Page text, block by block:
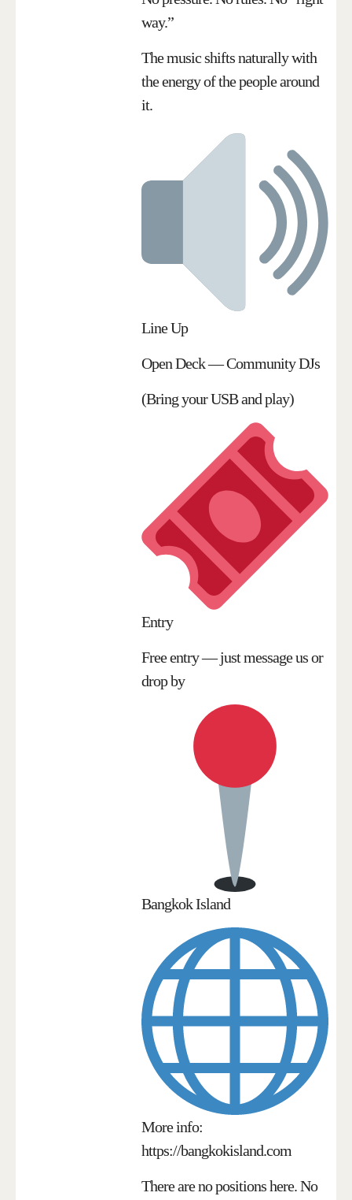
way.”
The music shifts naturally with
the energy of the people around
it.
Line Up
Open Deck — Community DJs
(Bring your USB and play)
Entry
Free entry — just message us or
drop by
Bangkok Island
More info:
https://bangkokisland.com
There are no positions here. No